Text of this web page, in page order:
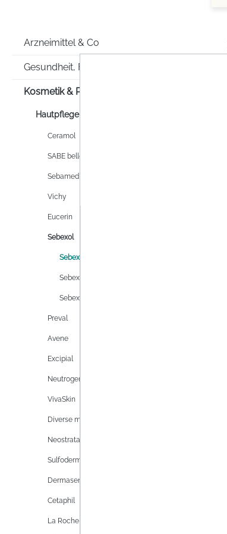
Arzneimittel & Co
Gesundheit, Familie & Co
Kosmetik & Pflege
Hautpflege
Ceramol
SABE belle
Sebamed
Vichy
Eucerin
Sebexol
Sebexol Haarpflege
Sebexol Hautreinigung
Sebexol Hautpflege
Preval
Avene
Excipial
Neutrogena
VivaSkin
Diverse medizinische Kosmetik
Neostrata
Sulfoderm
Dermasence
Cetaphil
La Roche-Posay